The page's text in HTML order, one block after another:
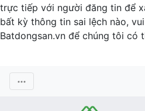
trực tiếp với người đăng tin để
bất kỳ thông tin sai lệch nào,
Batdongsan.vn để chúng tôi có